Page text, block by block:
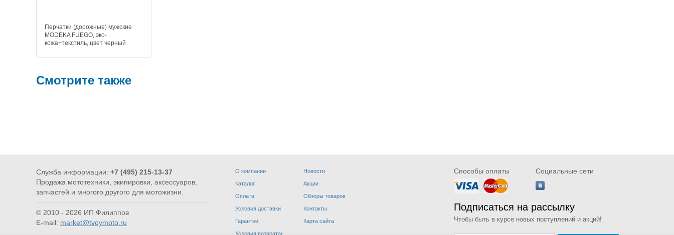
Перчатки (дорожные) мужские
MODEKA FUEGO, эко-
кожа+текстиль, цвет черный
Смотрите также
ТЕХНИКА
STOP COVID-19 МАСКИ
Служба информации: +7 (495) 215-13-37
Продажа мототехники, экипировки, аксессуаров,
запчастей и многого другого для мотожизни.
© 2010 - 2026 ИП Филиппов
E-mail: market@tvoymoto.ru
О компании
Каталог
Оплата
Условия доставки
Гарантии
Условия возврата/
Новости
Акции
Обзоры товаров
Контакты
Карта сайта
Способы оплаты Социальные сети
Подписаться на рассылку
Чтобы быть в курсе новых поступлений и акций!